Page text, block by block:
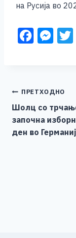
на Русија во
F
b
o
o
M
n
g
er
на
напис
ПРЕТХОДНО
Шолц со
започна
ден во